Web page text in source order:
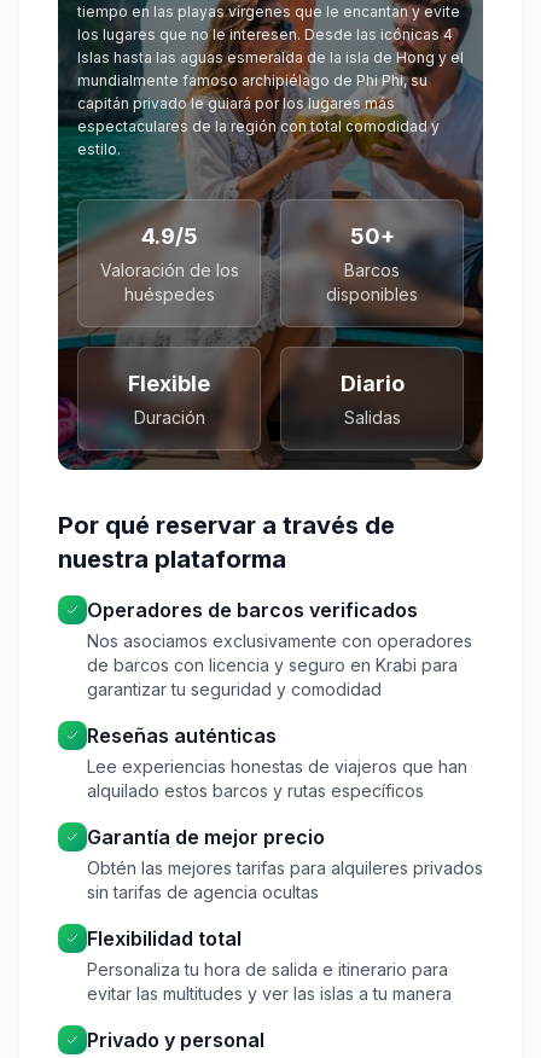
tiempo en las playas vírgenes que le encantan y evite
los lugares que no le interesen. Desde las icónicas 4
Islas hasta las aguas esmeralda de la isla de Hong y el
mundialmente famoso archipiélago de Phi Phi, su
capitán privado le guiará por los lugares más
espectaculares de la región con total comodidad y
estilo.
4.9/5
Valoración de los
huéspedes
50+
Barcos
disponibles
Flexible
Duración
Diario
Salidas
Por qué reservar a través de
nuestra plataforma
Operadores de barcos verificados
Nos asociamos exclusivamente con operadores
de barcos con licencia y seguro en Krabi para
garantizar tu seguridad y comodidad
Reseñas auténticas
Lee experiencias honestas de viajeros que han
alquilado estos barcos y rutas específicos
Garantía de mejor precio
Obtén las mejores tarifas para alquileres privados
sin tarifas de agencia ocultas
Flexibilidad total
Personaliza tu hora de salida e itinerario para
evitar las multitudes y ver las islas a tu manera
Privado y personal